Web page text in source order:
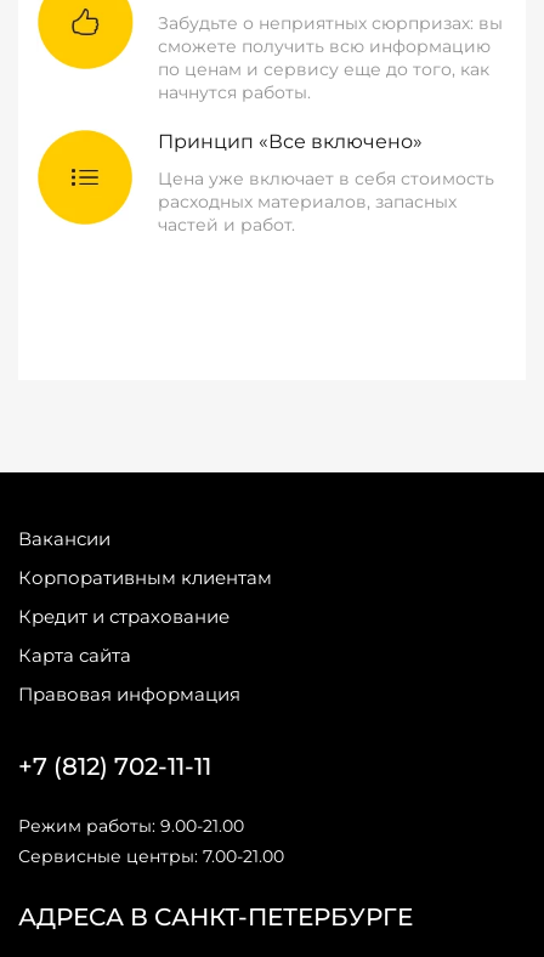
Забудьте о неприятных сюрпризах: вы
сможете получить всю информацию
по ценам и сервису еще до того, как
начнутся работы.
Принцип «Все включено»
Цена уже включает в себя стоимость
расходных материалов, запасных
частей и работ.
Вакансии
Корпоративным клиентам
Кредит и страхование
Карта сайта
Правовая информация
АДРЕСА В САНКТ-ПЕТЕРБУРГЕ
+7 (812) 702-11-11
Режим работы: 9.00-21.00
Сервисные центры: 7.00-21.00